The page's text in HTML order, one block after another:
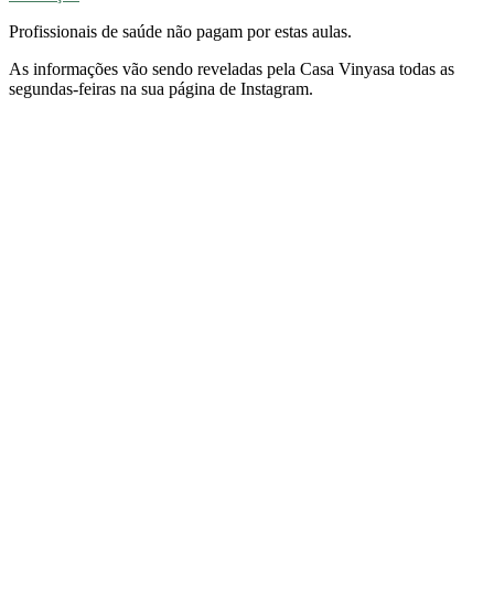
Profissionais de saúde não pagam por estas aulas.
As informações vão sendo reveladas pela Casa Vinyasa todas as
segundas-feiras na sua página de Instagram.